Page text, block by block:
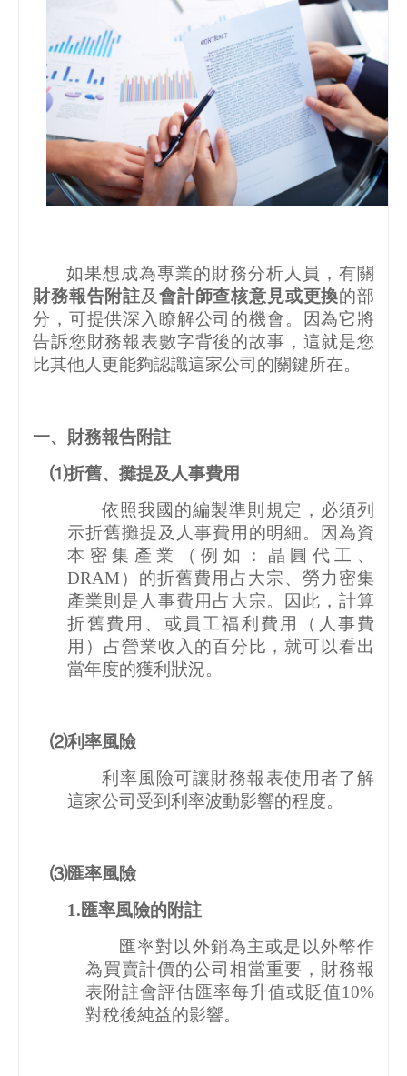
如果想成為專業的財務分析人員，有關
財務報告附註及會計師查核意見或更換的部
分，可提供深入瞭解公司的機會。因為它將
告訴您財務報表數字背後的故事，這就是您
比其他人更能夠認識這家公司的關鍵所在。
一、財務報告附註
⑴折舊、攤提及人事費用
依照我國的編製準則規定，必須列
示折舊攤提及人事費用的明細。因為資
本密集產業（例如：晶圓代工、
DRAM）的折舊費用占大宗、勞力密集
產業則是人事費用占大宗。因此，計算
折舊費用、或員工福利費用（人事費
用）占營業收入的百分比，就可以看出
當年度的獲利狀況。
⑵利率風險
利率風險可讓財務報表使用者了解
這家公司受到利率波動影響的程度。
⑶匯率風險
1.匯率風險的附註
匯率對以外銷為主或是以外幣作
為買賣計價的公司相當重要，財務報
表附註會評估匯率每升值或貶值10%
對稅後純益的影響。